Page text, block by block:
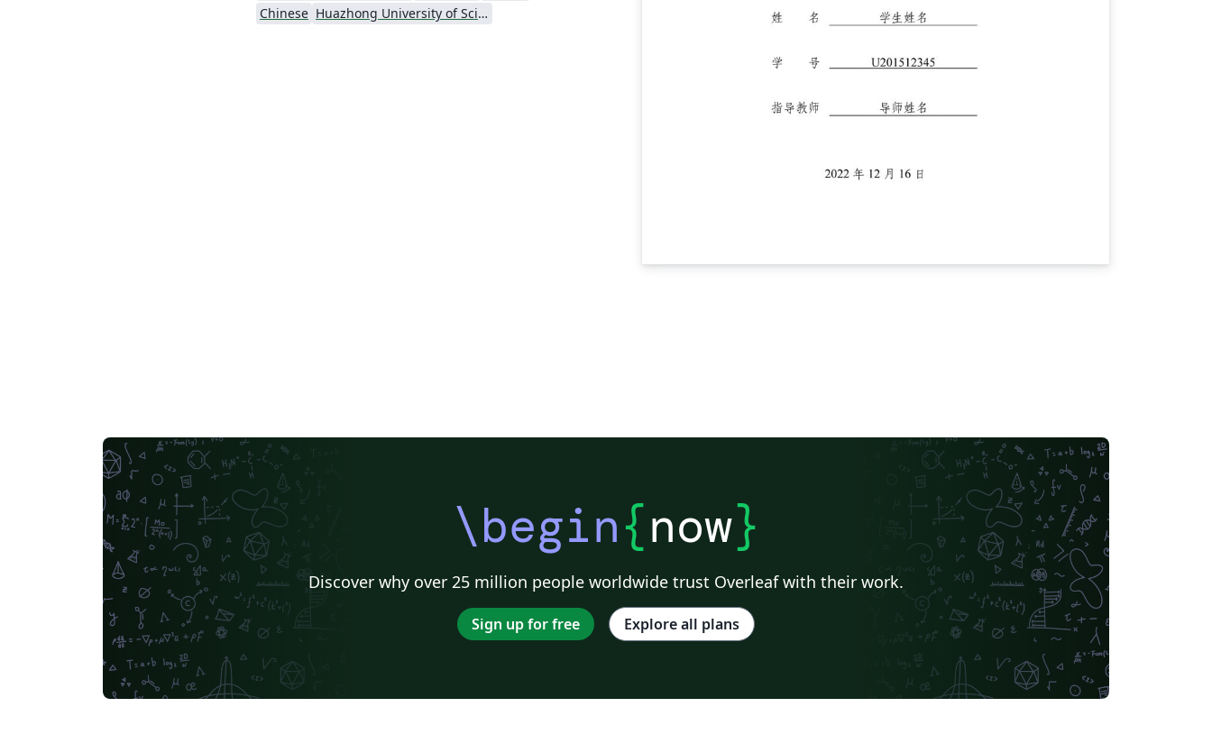
Chinese
Huazhong University of Science and Technology
\begin{now}
Discover why over 25 million people worldwide trust Overleaf with their work.
Sign up for free Explore all plans